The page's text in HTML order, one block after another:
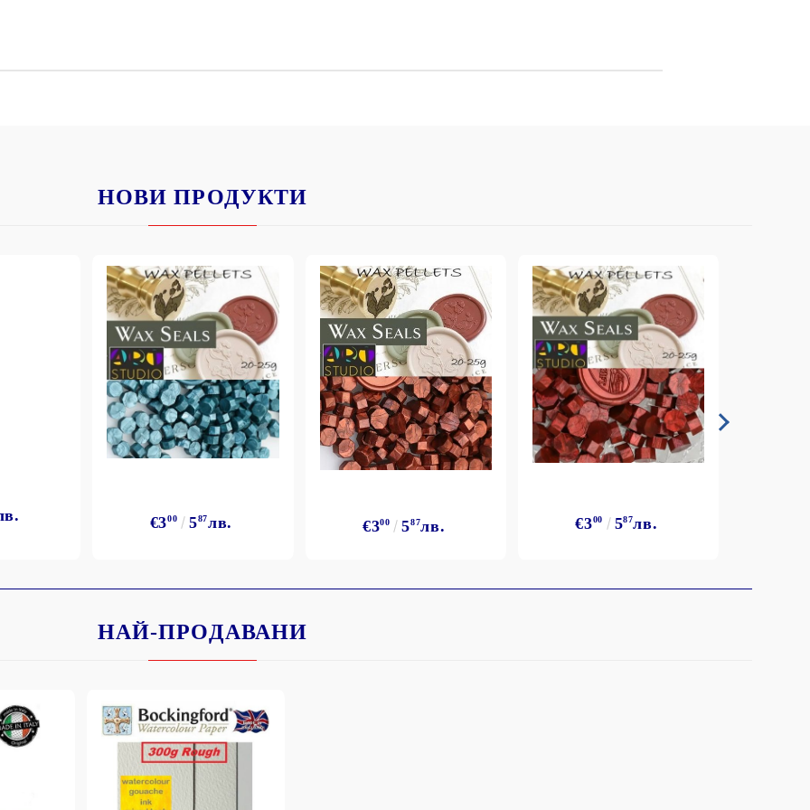
ЩАНЦИ
ЗА ВОСЪК И ЦВЕТНИ
Пликове и комплекти заготовки за
хартии
Цветни и крафт картони / хартии
Креативни и ръчни картони и хартии
Креп, тишу, деко велпапе и др.
Цветен и фигурален паус
мастила
Инструменти за релеф
Папки за релеф и ембос плочи
НОВИ ПРОДУКТИ
€300 587лв. €300 587лв. €300 587лв.
НАЙ-ПРОДАВАНИ